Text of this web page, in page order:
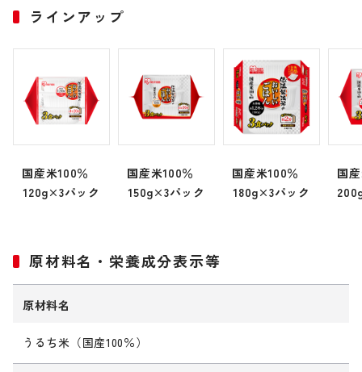
ラインアップ
国産米100％
120g×3パック
国産米100％
150g×3パック
国産米100％
180g×3パック
国
原材料名・栄養成分表示等
原材料名
うるち米（国産100％）